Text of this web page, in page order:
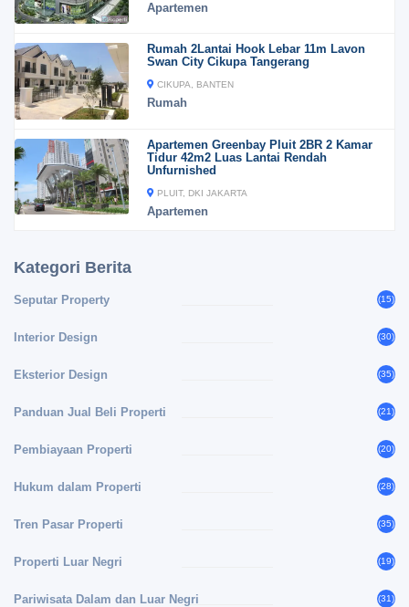
Apartemen
Rumah 2Lantai Hook Lebar 11m Lavon
Swan City Cikupa Tangerang
CIKUPA, BANTEN
Rumah
Apartemen Greenbay Pluit 2BR 2 Kamar
Tidur 42m2 Luas Lantai Rendah
Unfurnished
PLUIT, DKI JAKARTA
Apartemen
Kategori Berita
Seputar Property (15)
Interior Design (30)
Eksterior Design (35)
Panduan Jual Beli Properti (21)
Pembiayaan Properti (20)
Hukum dalam Properti (28)
Tren Pasar Properti (35)
Properti Luar Negri (19)
Pariwisata Dalam dan Luar Negri (31)